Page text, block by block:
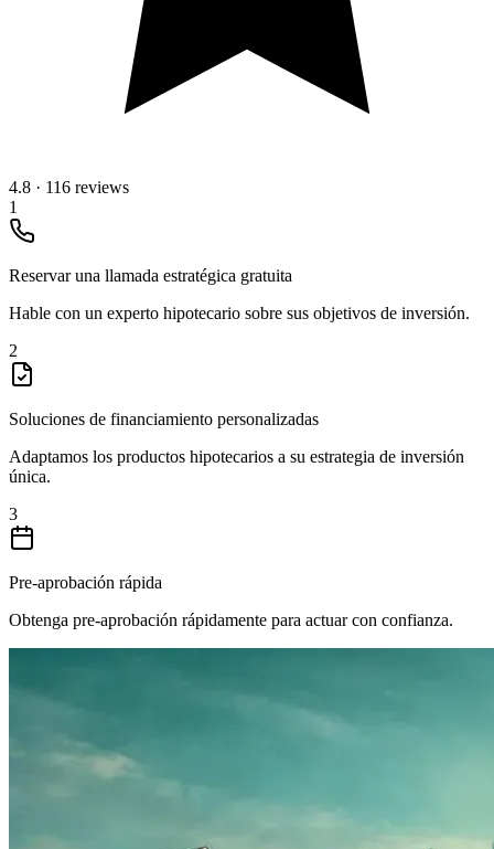
4.8 · 116 reviews
1
Reservar una llamada estratégica gratuita
Hable con un experto hipotecario sobre sus objetivos de inversión.
2
Soluciones de financiamiento personalizadas
Adaptamos los productos hipotecarios a su estrategia de inversión
única.
3
Pre-aprobación rápida
Obtenga pre-aprobación rápidamente para actuar con confianza.